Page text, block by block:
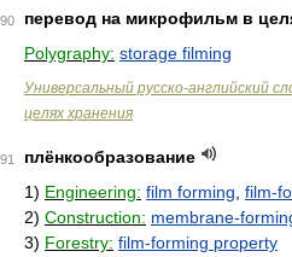
90
перевод на микрофильм в
Polygraphy: storage filming
Универсальный русско-английский
целях хранения
91
плёнкообразование
1) Engineering: film forming film-
2) Construction: membrane-
3) Forestry: film-forming property